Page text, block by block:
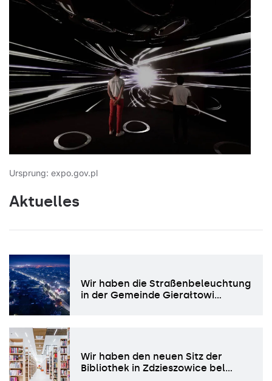
Ursprung: expo.gov.pl
Aktuelles
Wir haben die Straßenbeleuchtung
in der Gemeinde Gierałtowi…
Wir haben den neuen Sitz der
Bibliothek in Zdzieszowice bel…